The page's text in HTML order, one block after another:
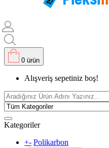
0 ürün
Alışveriş sepetiniz boş!
Kategoriler
+- Polikarbon